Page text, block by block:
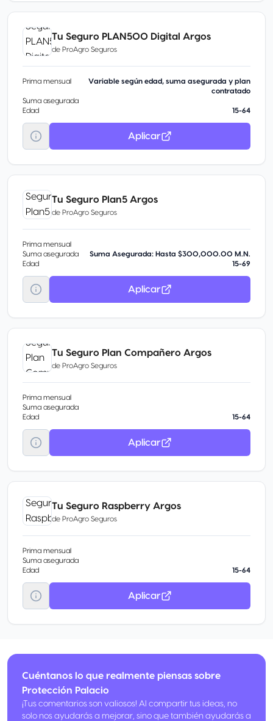
Tu Seguro PLAN500 Digital Argos
de ProAgro Seguros
Prima mensual
Variable según edad, suma asegurada y plan
contratado
Suma asegurada
Edad
15-64
Aplicar
Tu Seguro Plan5 Argos
de ProAgro Seguros
Prima mensual
Suma asegurada
Suma Asegurada: Hasta $300,000.00 M.N.
Edad
15-69
Aplicar
Tu Seguro Plan Compañero Argos
de ProAgro Seguros
Prima mensual
Suma asegurada
Edad
15-64
Aplicar
Tu Seguro Raspberry Argos
de ProAgro Seguros
Prima mensual
Suma asegurada
Edad
15-64
Aplicar
Cuéntanos lo que realmente piensas sobre
Protección Palacio
¡Tus comentarios son valiosos! Al compartir tus ideas, no
solo nos ayudarás a mejorar, sino que también ayudarás a